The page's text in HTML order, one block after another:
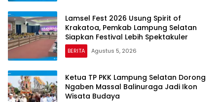
Lamsel Fest 2026 Usung Spirit of
Krakatoa, Pemkab Lampung Selatan
Siapkan Festival Lebih Spektakuler
BERITA Agustus 5, 2026
Ketua TP PKK Lampung Selatan Dorong
Ngaben Massal Balinuraga Jadi Ikon
Wisata Budaya